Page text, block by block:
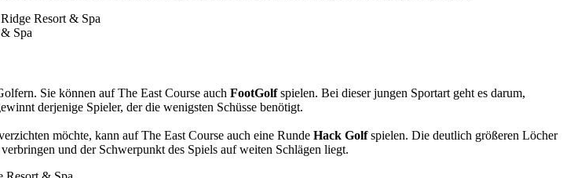
Spa
Sie können auf The East Course auch FootGolfspielen. Bei dieser jungen Sportart geht es darum,
derjenige Spieler, der die wenigsten Schüsse benötigt.
möchte, kann auf The East Course auch eine Runde Hack Golfspielen. Die deutlich größeren Löcher
und der Schwerpunkt des Spiels auf weiten Schlägen liegt.